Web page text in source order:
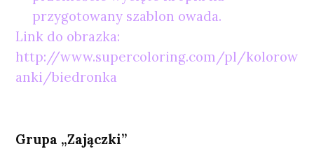
przygotowany szablon owada.
Link do obrazka:
http://www.supercoloring.com/pl/kolorow
anki/biedronka
Grupa „Zajączki”